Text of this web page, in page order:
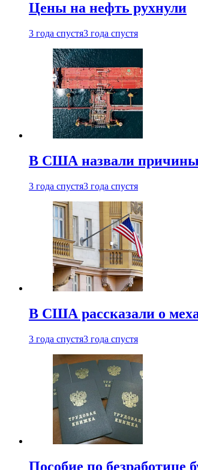
Цены на нефть рухнули
3 года спустя3 года спустя
В США назвали причины
3 года спустя3 года спустя
В США рассказали о
3 года спустя3 года спустя
Пособие по безработице